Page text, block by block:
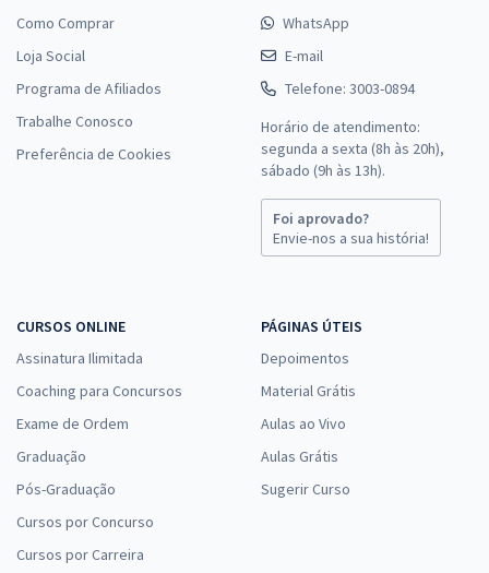
Como Comprar
Loja Social
Programa de Afiliados
Trabalhe Conosco
Preferência de Cookies
WhatsApp
E-mail
Telefone: 3003-0894
Horário de atendimento:
segunda a sexta (8h às 20h),
sábado (9h às 13h).
Foi aprovado?
Envie-nos a sua história!
CURSOS ONLINE
Assinatura Ilimitada
Coaching para Concursos
Exame de Ordem
Graduação
Pós-Graduação
Cursos por Concurso
Cursos por Carreira
PÁGINAS ÚTEIS
Depoimentos
Material Grátis
Aulas ao Vivo
Aulas Grátis
Sugerir Curso